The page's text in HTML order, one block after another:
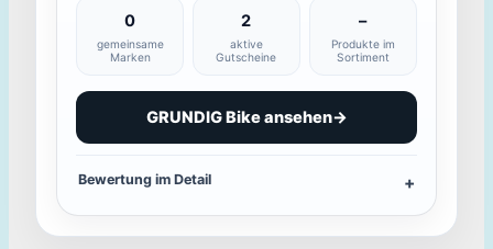
0
gemeinsame
Marken
2
aktive
Gutscheine
–
Produkte im
Sortiment
GRUNDIG Bike ansehen→
Bewertung im Detail